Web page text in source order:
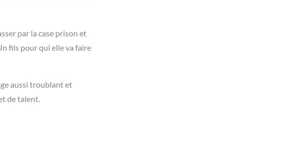
par la case prison et
fils pour qui elle va faire
aussi troublant et
de talent.